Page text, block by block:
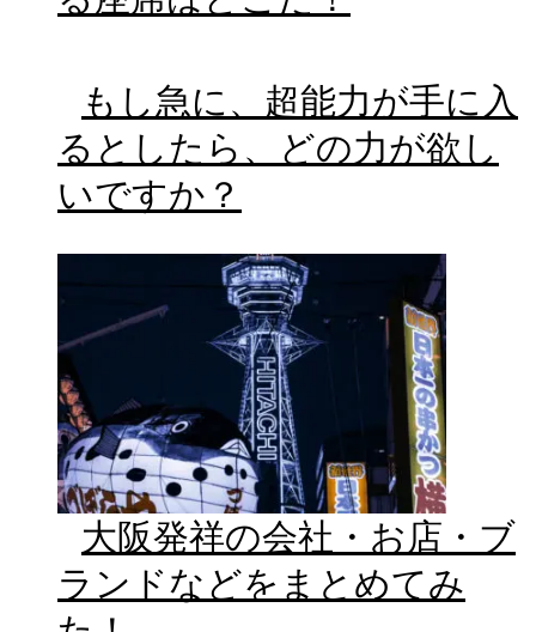
もし急に、超能力が手に入
るとしたら、どの力が欲し
いですか？
大阪発祥の会社・お店・ブ
ランドなどをまとめてみ